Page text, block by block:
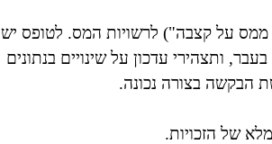
להגיש טופס 161ד ("בקשה לפטור ממס על קצבה") לרשויות המס. לטופס יש
ותצהירי עדכון על שינויים בנתונים
הבקשה בצורה נכונה.
של הזכויות.